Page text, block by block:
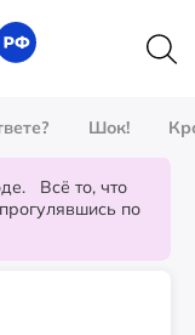
Шок!
Всё то, что
по